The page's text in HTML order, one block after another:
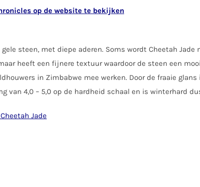
op de website te bekijken
steen, met diepe aderen. Soms wordt Cheetah
heeft een fijnere textuur waardoor de steen een
in Zimbabwe mee werken. Door de fraaie
van 4,0 – 5,0 op de hardheid schaal en is winterhard
Jade